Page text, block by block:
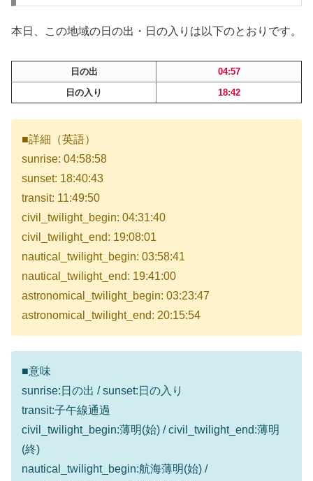
本日、この地域の日の出・日の入りは以下のとおりです。
日の出
04:57
日の入り
18:42
■詳細（英語）
sunrise: 04:58:58
sunset: 18:40:43
transit: 11:49:50
civil_twilight_begin: 04:31:40
civil_twilight_end: 19:08:01
nautical_twilight_begin: 03:58:41
nautical_twilight_end: 19:41:00
astronomical_twilight_begin: 03:23:47
astronomical_twilight_end: 20:15:54
■意味
sunrise:日の出 / sunset:日の入り
transit:子午線通過
civil_twilight_begin:薄明(始) / civil_twilight_end:薄明
(終)
nautical_twilight_begin:航海薄明(始) /